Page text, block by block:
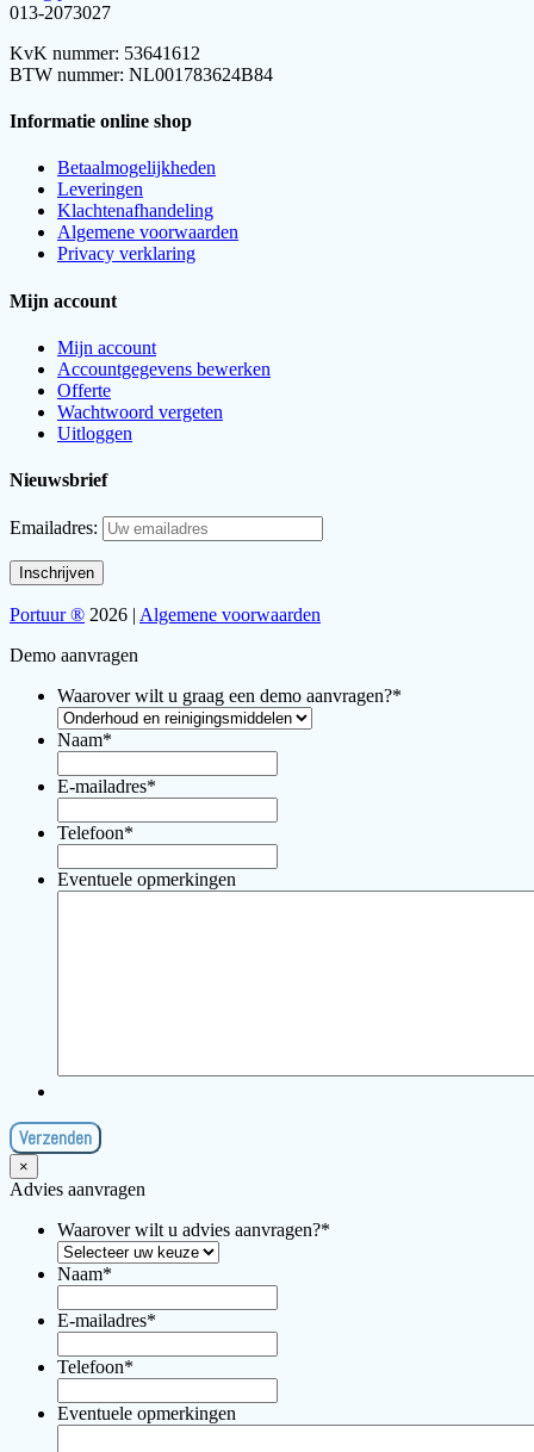
013-2073027
KvK nummer: 53641612
BTW nummer: NL001783624B84
Informatie online shop
Betaalmogelijkheden
Leveringen
Klachtenafhandeling
Algemene voorwaarden
Privacy verklaring
Mijn account
Mijn account
Accountgegevens bewerken
Offerte
Wachtwoord vergeten
Uitloggen
Nieuwsbrief
Emailadres:
Portuur ® 2026 | Algemene voorwaarden
Demo aanvragen
Waarover wilt u graag een demo aanvragen?*
Naam*
E-mailadres*
Telefoon*
Eventuele opmerkingen
×
Advies aanvragen
Waarover wilt u advies aanvragen?*
Naam*
E-mailadres*
Telefoon*
Eventuele opmerkingen